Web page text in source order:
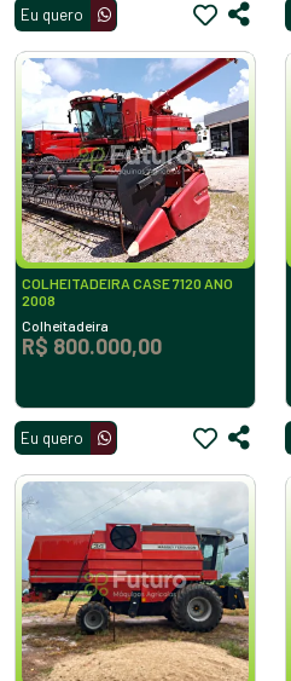
Eu quero
COLHEITADEIRA CASE 7120 ANO
2008
Colheitadeira
R$ 800.000,00
Eu quero